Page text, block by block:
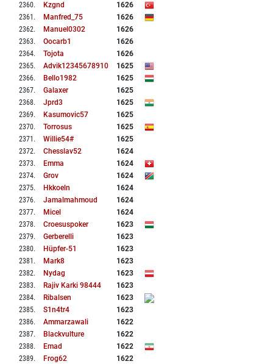
2360. Kzgnd
1626
2361 . Manfred_75
1626
2362. Manuel0302
1626
2363. Oocarb1
1626
2364. Tojota
1626
2365. Advik12345678910
1625
2366. Bello1982
1625
2367. Galaxer
1625
2368. Jprd3
1625
2369. Kasumovic57
1625
2370. Torrosus
1625
2371 . Willie54#
1625
2372. Chesslav52
1624
2373. Emma
1624
2374. Grov
1624
2375. Hkkoeln
1624
2376. Jamalmahmoud
1624
2377. Micel
1624
2378. Croesuspoker
1623
2379. Gerberelli
1623
2380. Hüpfer-51
1623
2381 . Mark8
1623
2382. Nydag
1623
2383. Rajiv Karki 98444
1623
2384. Ribalsen
1623
2385. S1n4tr4
1623
2386. Ammarzawali
1622
2387. Blackvulture
1622
2388. Emad
1622
2389. Frog62
1622